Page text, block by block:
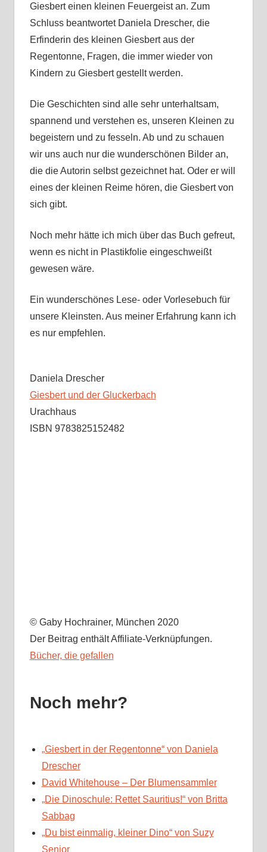
Giesbert einen kleinen Feuergeist an. Zum
Schluss beantwortet Daniela Drescher, die
Erfinderin des kleinen Giesbert aus der
Regentonne, Fragen, die immer wieder von
Kindern zu Giesbert gestellt werden.
Die Geschichten sind alle sehr unterhaltsam,
spannend und verstehen es, unseren Kleinen zu
begeistern und zu fesseln. Ab und zu schauen
wir uns auch nur die wunderschönen Bilder an,
die die Autorin selbst gezeichnet hat. Oder er will
eines der kleinen Reime hören, die Giesbert von
sich gibt.
Noch mehr hätte ich mich über das Buch gefreut,
wenn es nicht in Plastikfolie eingeschweißt
gewesen wäre.
Ein wunderschönes Lese- oder Vorlesebuch für
unsere Kleinsten. Aus meiner Erfahrung kann ich
es nur empfehlen.
Daniela Drescher
Giesbert und der Gluckerbach
Urachhaus
ISBN 9783825152482
© Gaby Hochrainer, München 2020
Der Beitrag enthält Affiliate-Verknüpfungen.
Bücher, die gefallen
Noch mehr?
„Giesbert in der Regentonne“ von Daniela
Drescher
David Whitehouse – Der Blumensammler
„Die Dinoschule: Rettet Sauritius!“ von Britta
Sabbag
„Du bist einmalig, kleiner Dino“ von Suzy
Senior